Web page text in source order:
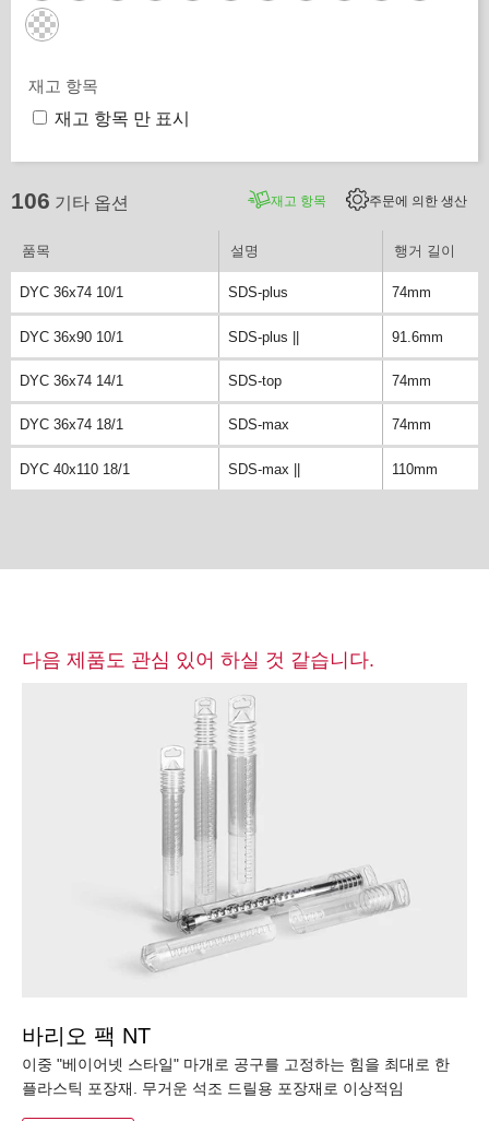
재고 항목
재고 항목 만 표시
106 기타 옵션 재고 항목 주문에 의한 생산
품목 설명 행거 길이
DYC 36x74 10/1 SDS-plus 74mm
DYC 36x90 10/1 SDS-plus || 91.6mm
DYC 36x74 14/1 SDS-top 74mm
DYC 36x74 18/1 SDS-max 74mm
DYC 40x110 18/1 SDS-max || 110mm
다음 제품도 관심 있어 하실 것 같습니다.
바리오 팩 NT
이중 "베이어넷 스타일" 마개로 공구를 고정하는 힘을 최대로 한
플라스틱 포장재. 무거운 석조 드릴용 포장재로 이상적임